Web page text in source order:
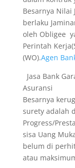
Besarnya Nilai
berlaku
oleh Obligee
Perintah
(WO).Agen
Jasa Bank
Asuransi
Besarnya
surety adalah
Progress/
sisa Uang
belum di
atau